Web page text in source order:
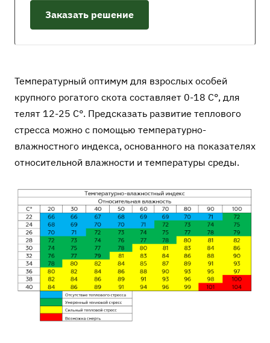
Заказать решение
Температурный оптимум для взрослых особей
крупного рогатого скота составляет 0-18 С°, для
телят 12-25 С°. Предсказать развитие теплового
стресса можно с помощью температурно-
влажностного индекса, основанного на показателях
относительной влажности и температуры среды.